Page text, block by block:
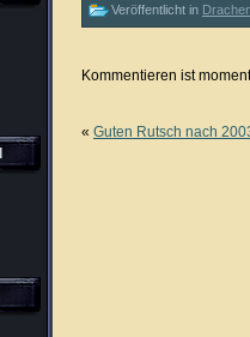
Veröffentlicht in
Kommentieren ist
« Guten Rutsch nach